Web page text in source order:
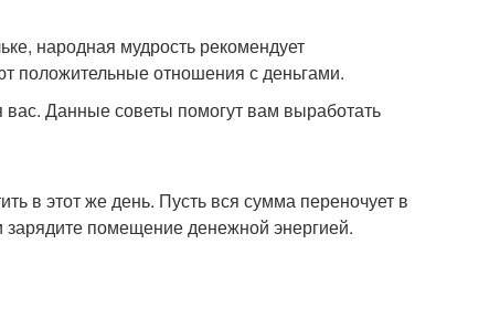
народная мудрость рекомендует
положительные отношения с деньгами.
Данные советы помогут вам выработать
в этот же день. Пусть вся сумма переночует в
помещение денежной энергией.